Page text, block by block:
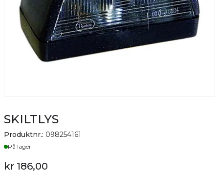
SKILTLYS
Produktnr.: 098254161
Lager
På lager
kr 186,00